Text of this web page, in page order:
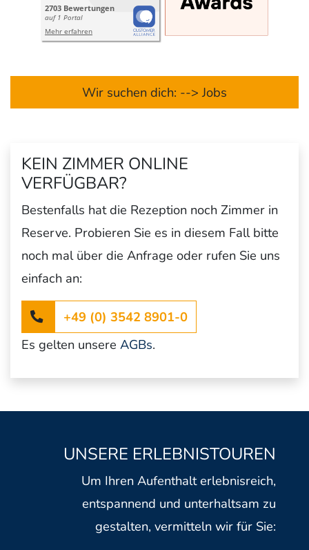
Wir suchen dich: --> Jobs
KEIN ZIMMER ONLINE
VERFÜGBAR?
Bestenfalls hat die Rezeption noch Zimmer in
Reserve. Probieren Sie es in diesem Fall bitte
noch mal über die Anfrage oder rufen Sie uns
einfach an:
Telefon
+49 (0) 3542 8901-0
Es gelten unsere AGBs.
UNSERE ERLEBNISTOUREN
Um Ihren Aufenthalt erlebnisreich,
entspannend und unterhaltsam zu
gestalten, vermitteln wir für Sie: